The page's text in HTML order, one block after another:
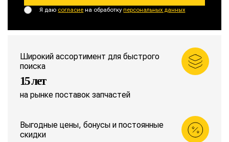
Я даю согласие на обработкуперсональных данных
Широкий ассортимент для быстрого
поиска
15 лет
на рынке поставок запчастей
Выгодные цены, бонусы и постоянные
скидки